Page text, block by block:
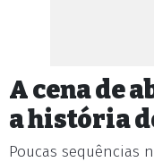
A cena de
a história
Poucas sequências